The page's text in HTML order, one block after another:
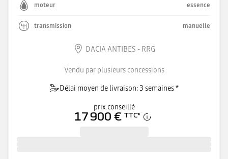
moteur essence
transmission manuelle
DACIA ANTIBES - RRG
Vendu par plusieurs concessions
Délai moyen de livraison: 3 semaines *
prix conseillé
17 900 € TTC*